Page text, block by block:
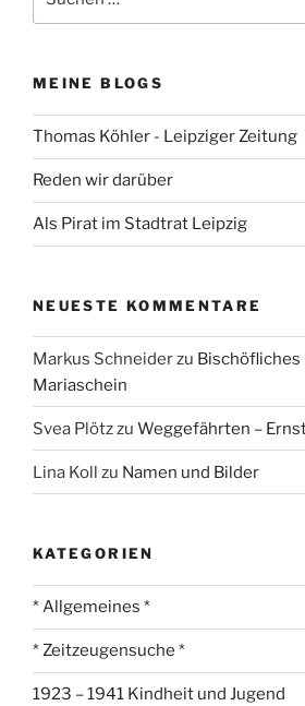
nach:
MEINE BLOGS
Thomas Köhler - Leipziger Zeitung
Reden wir darüber
Als Pirat im Stadtrat Leipzig
NEUESTE KOMMENTARE
Markus Schneiderzu Bischöfliches
Mariaschein
Svea Plötzzu Weggefährten –
Lina Koll zu Namen und Bilder
KATEGORIEN
* Allgemeines *
* Zeitzeugensuche *
1923 – 1941 Kindheit und Jugend